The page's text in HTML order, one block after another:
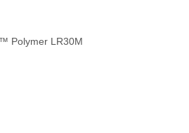
Polymer LR30M